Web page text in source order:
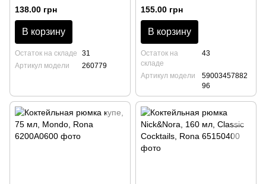
138.00 грн
В корзину
Остаток на складе
31
Артикул модели
260779
155.00 грн
В корзину
Остаток на
складе
43
Артикул модели
59003457882
96